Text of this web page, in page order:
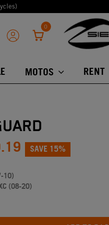
0
MOTOS RENT
SAVE 15%
10)
(08-20)